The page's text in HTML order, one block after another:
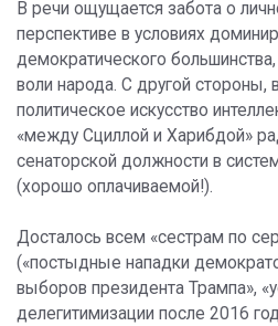
В речи ощущается забота о
перспективе в условиях
демократического
воли народа. С другой
политическое искусство
«между Сциллой и Харибдой»
сенаторской должности в
(хорошо оплачиваемой!).
Досталось всем «сестрам по
(«постыдные нападки
выборов президента Трампа»,
делегитимизации после 2016